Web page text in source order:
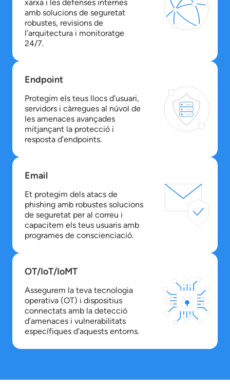
xarxa i les defenses internes
amb solucions de seguretat
robustes, revisions de
l’arquitectura i monitoratge
24/7.
Endpoint
Protegim els teus llocs d’usuari,
servidors i càrregues al núvol de
les amenaces avançades
mitjançant la protecció i
resposta d’endpoints.
Email
Et protegim dels atacs de
phishing amb robustes solucions
de seguretat per al correu i
capacitem els teus usuaris amb
programes de conscienciació.
OT/IoT/IoMT
Assegurem la teva tecnologia
operativa (OT) i dispositius
connectats amb la detecció
d’amenaces i vulnerabilitats
específiques d’aquests entorns.